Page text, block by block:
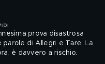
prova disastrosa
parole di Allegri e Tare. La
è davvero a rischio.